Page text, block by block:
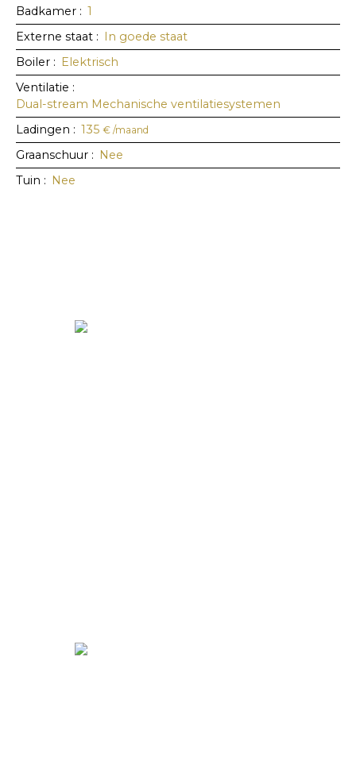
Badkamer : 1
Externe staat : In goede staat
Boiler : Elektrisch
Ventilatie :
Dual-stream Mechanische ventilatiesystemen
Ladingen : 135 € /maand
Graanschuur : Nee
Tuin : Nee